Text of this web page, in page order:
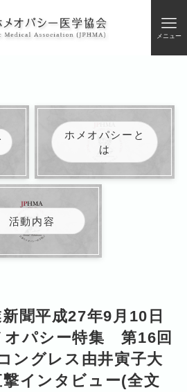
メニュー
ホメオパシーと
は
活動内容
聞平成27年9月10日
オパシー特集 第16回
ングレス由井寅子大
インタビュー(全文